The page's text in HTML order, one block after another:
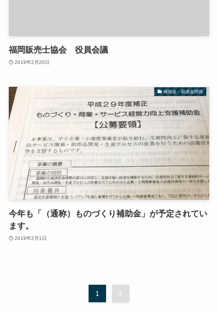
福岡販売士協会 役員会議
2019年2月20日
補助金・助成金関係
今年も「（通称）ものづくり補助金」が予定されてい
ます。
2019年2月1日
1 2